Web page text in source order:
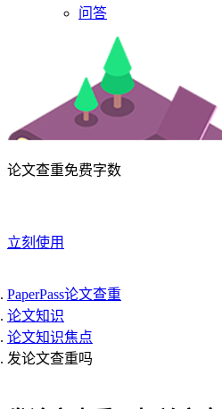
问答
论文查重免费字数
立刻使用
PaperPass论文查重
论文知识
论文知识焦点
发论文查重吗